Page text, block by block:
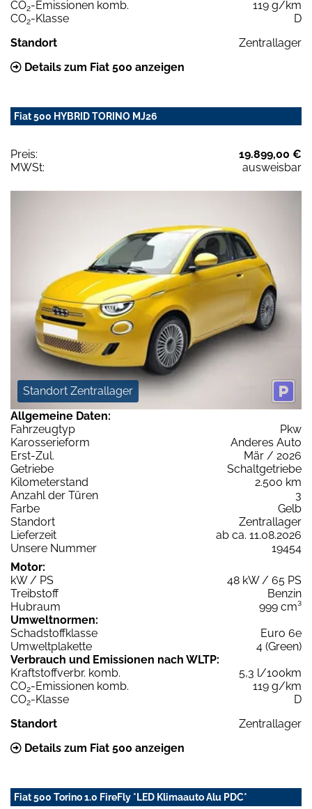
CO2-Emissionen komb.
119 g/km
CO2-Klasse
D
Standort
Zentrallager
Details zum Fiat 500 anzeigen
Fiat 500 HYBRID TORINO MJ26
Preis:
19.899,00 €
MWSt:
ausweisbar
Standort Zentrallager
Allgemeine Daten:
Fahrzeugtyp
Pkw
Karosserieform
Anderes Auto
Erst-Zul.
Mär / 2026
Getriebe
Schaltgetriebe
Kilometerstand
2.500 km
Anzahl der Türen
3
Farbe
Gelb
Standort
Zentrallager
Lieferzeit
ab ca. 11.08.2026
Unsere Nummer
19454
Motor:
kW / PS
48 kW / 65 PS
Treibstoff
Benzin
Hubraum
999 cm³
Umweltnormen:
Schadstoffklasse
Euro 6e
Umweltplakette
4 (Green)
Verbrauch und Emissionen nach WLTP:
Kraftstoffverbr. komb.
5,3 l/100km
CO2-Emissionen komb.
119 g/km
CO2-Klasse
D
Standort
Zentrallager
Details zum Fiat 500 anzeigen
Fiat 500 Torino 1.0 FireFly *LED Klimaauto Alu PDC*